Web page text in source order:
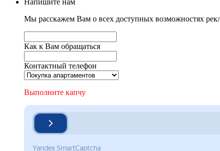
Напишите нам
Мы расскажем Вам о всех доступных возможностях
Как к Вам обращаться
Контактный телефон
Выполните капчу